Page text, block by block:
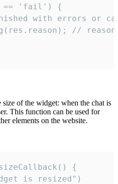
'fail') {
with errors or
//
size of the widget: when the chat is
This function can be used for
elements on the website.
{
is resized")